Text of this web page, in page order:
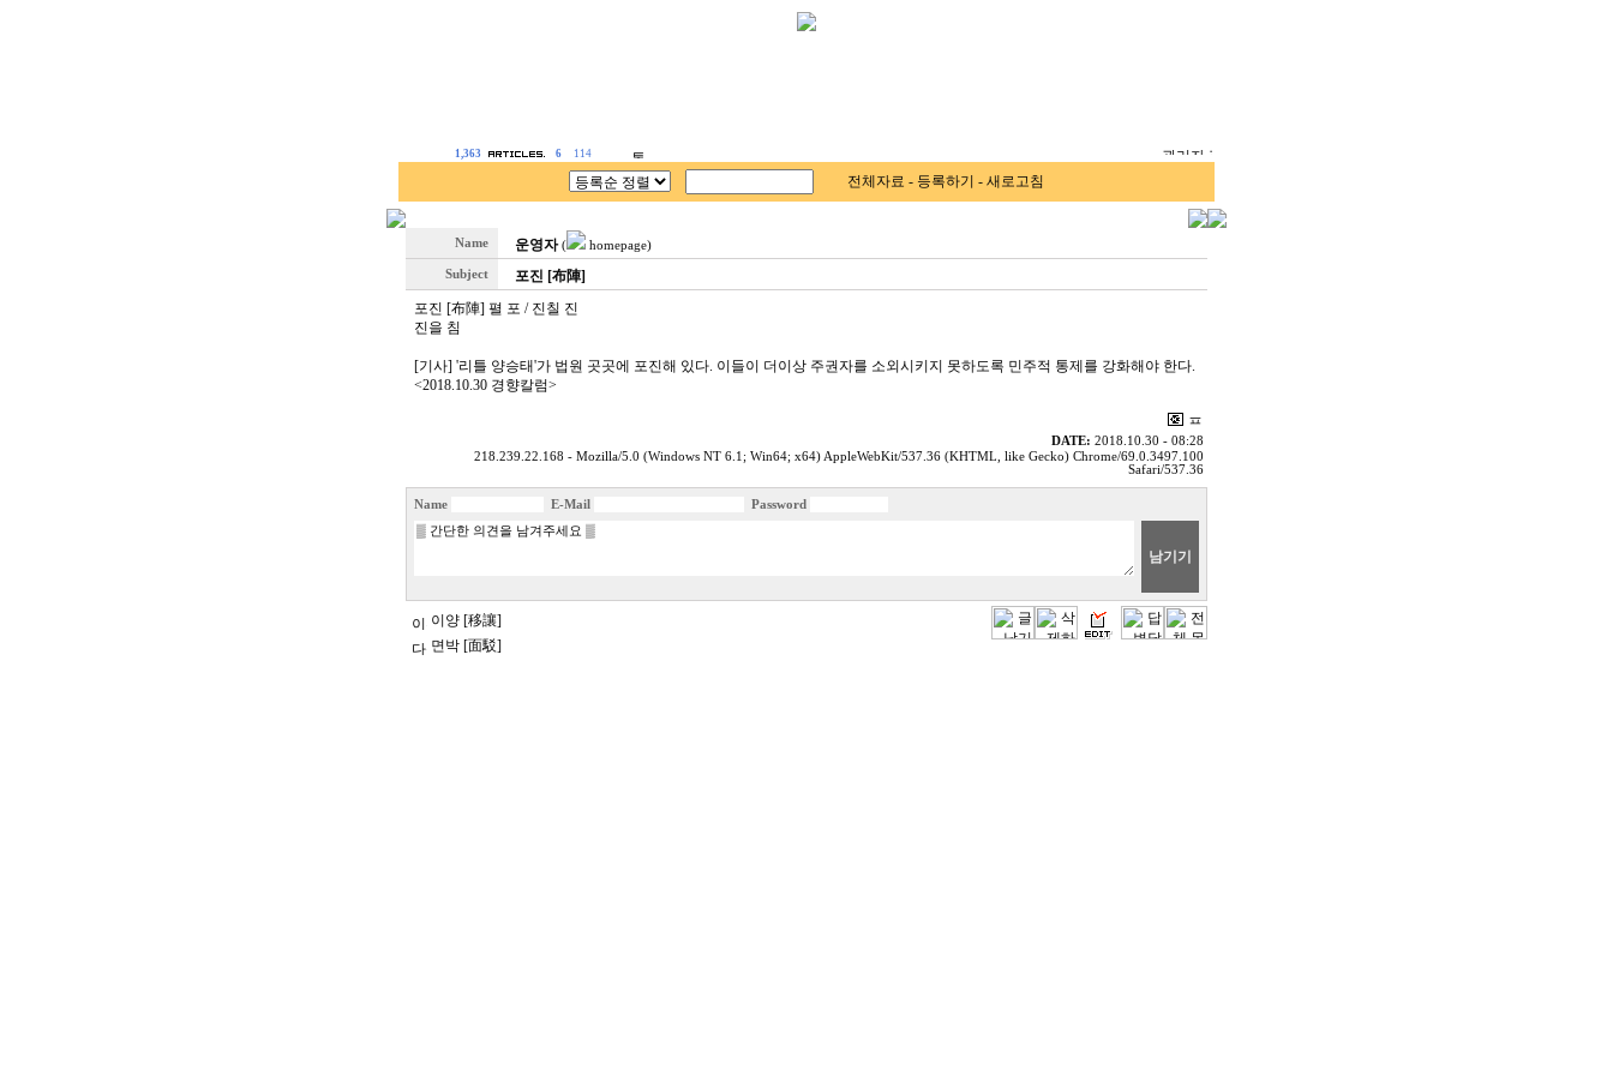
1,363 6 114
전체자료 - 등록하기 - 새로고침
Name 운영자 ( homepage)
Subject
포진 [布陣]
포진 [布陣] 펼 포 / 진칠 진
진을 침
[기사] '리틀 양승태'가 법원 곳곳에 포진해 있다. 이들이 더이상 주권자를 소외시키지 못하도록 민주적 통제를 강화해야 한다.
<2018.10.30 경향칼럼>
DATE: 2018.10.30 - 08:28
218.239.22.168 - Mozilla/5.0 (Windows NT 6.1; Win64; x64) AppleWebKit/537.36 (KHTML, like Gecko) Chrome/69.0.3497.100
Safari/537.36
Name E-Mail Password
이양 [移讓]
면박 [面駁]